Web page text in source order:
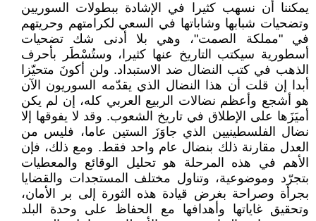
يمكننا أن نسهب كثيرا في الإشادة ببطولات السوريين
وتضحيات شبابها وشاباتها في السعي لكرامتهم وحريتهم
في "مملكة الصمت"، وهي بلا أدنى شك تضحيات
أسطورية سيكتب التاريخ عنها كثيرا، وستُسْطَر بأحرف
الذهب في كتب النضال ضد الاستبداد. ولن أكونَ متحيّزا
أبدا إن قلت أن هذا النضال الذي يقدّمه السوريون الآن
هو أشجع وأعظم نضالات الربيع العربي كله، إن لم يكن
أميَزَها على الإطلاق في تاريخ الشعوب. وقد لا يفوقها إلا
نضال الفلسطينيين الذي جاوَزَ الستين عاما، فليس من
العدل مقارنة ذلك بنضال عام واحد فقط. ومع ذلك، فإن
الأهم في هذه المرحلة هو تحليل الوقائع والمعطيات
بتجرّد وموضوعية، وتناول مختلف المستجدات والقضايا
بجرأة وصراحة بغرض قيادة هذه الثورة إلى بر الأمان،
وتحقيق غاياتها وأهدافها مع الحفاظ على وحدة البلد